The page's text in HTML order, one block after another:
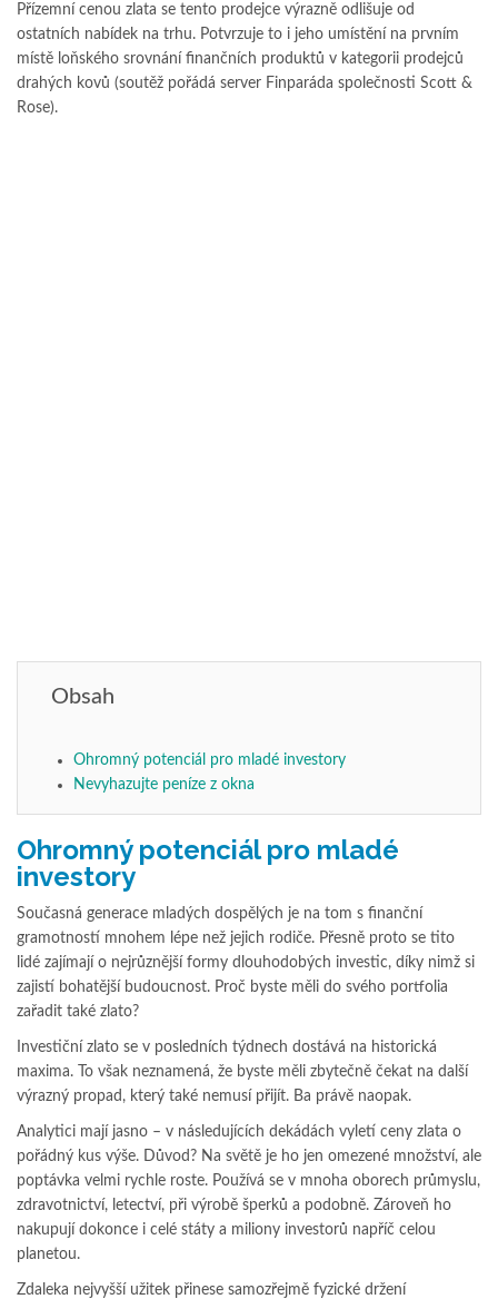
Přízemní cenou zlata se tento prodejce výrazně odlišuje od
ostatních nabídek na trhu. Potvrzuje to i jeho umístění na prvním
místě loňského srovnání finančních produktů v kategorii prodejců
drahých kovů (soutěž pořádá server Finparáda společnosti Scott &
Rose).
Obsah
Ohromný potenciál pro mladé investory
Nevyhazujte peníze z okna
Ohromný potenciál pro mladé
investory
Současná generace mladých dospělých je na tom s finanční
gramotností mnohem lépe než jejich rodiče. Přesně proto se tito
lidé zajímají o nejrůznější formy dlouhodobých investic, díky nimž si
zajistí bohatější budoucnost. Proč byste měli do svého portfolia
zařadit také zlato?
Investiční zlato se v posledních týdnech dostává na historická
maxima. To však neznamená, že byste měli zbytečně čekat na další
výrazný propad, který také nemusí přijít. Ba právě naopak.
Analytici mají jasno – v následujících dekádách vyletí ceny zlata o
pořádný kus výše. Důvod? Na světě je ho jen omezené množství, ale
poptávka velmi rychle roste. Používá se v mnoha oborech průmyslu,
zdravotnictví, letectví, při výrobě šperků a podobně. Zároveň ho
nakupují dokonce i celé státy a miliony investorů napříč celou
planetou.
Zdaleka nejvyšší užitek přinese samozřejmě fyzické držení